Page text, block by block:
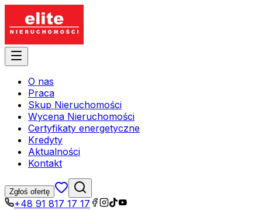
O nas
Praca
Skup Nieruchomości
Wycena Nieruchomości
Certyfikaty energetyczne
Kredyty
Aktualności
Kontakt
Zgłoś ofertę
+48 91 817 17 17